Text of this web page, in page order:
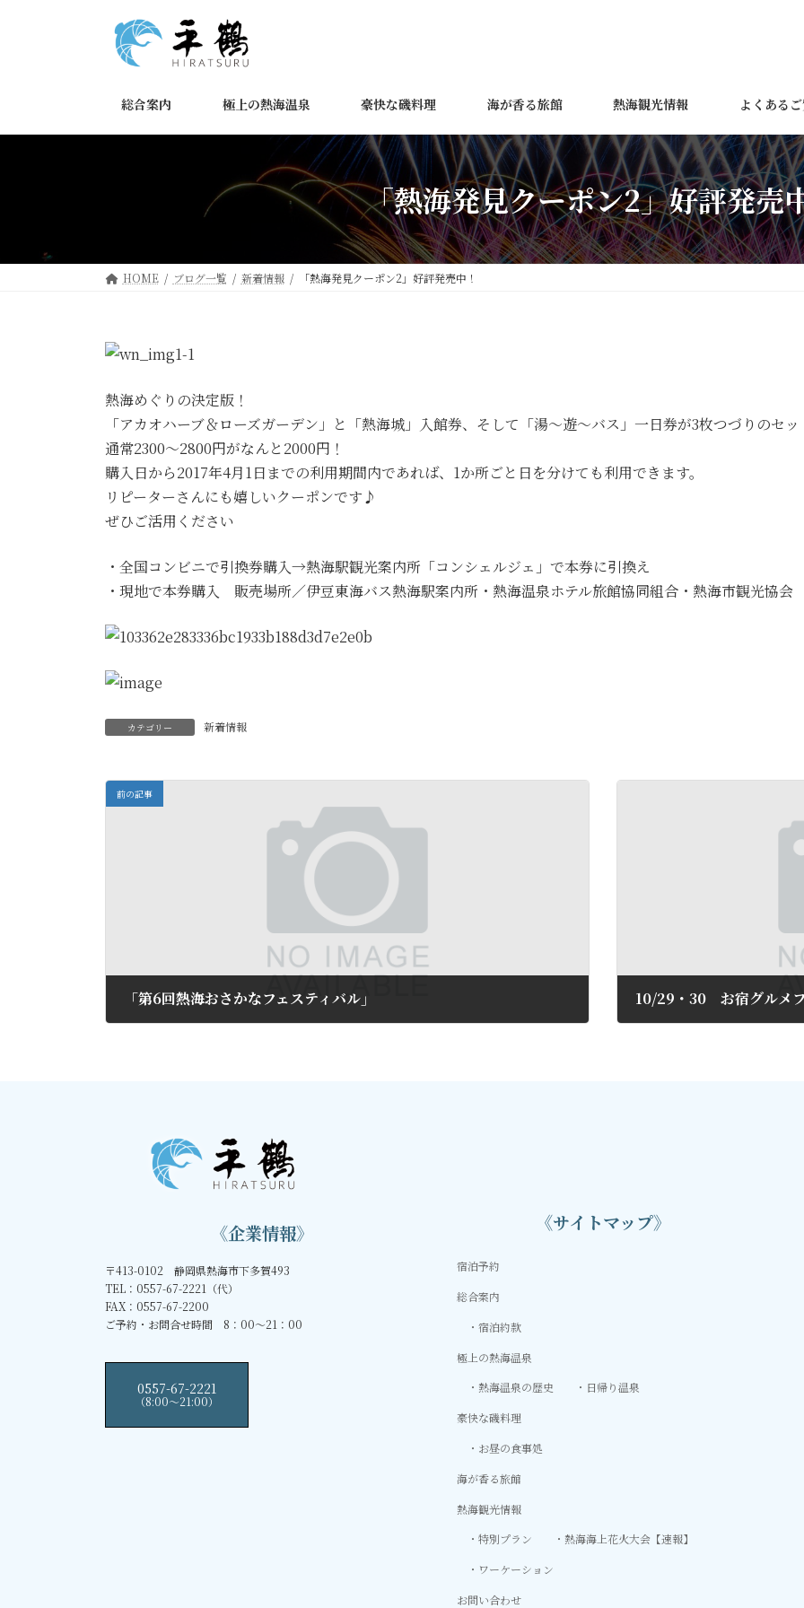
ス
ン
総合案内 極上の熱海温泉 豪快な磯料理 海が香る旅館 熱海観光情報 よくある
「熱海発見クーポン2」好評発売
HOME ブログ一覧 新着情報 「熱海発見クーポン2」好評発売中！
熱海めぐりの決定版！
「アカオハーブ＆ローズガーデン」と「熱海城」入館券、そして「湯～遊～バス」一日券が3枚つづりのセ
通常2300～2800円がなんと2000円！
購入日から2017年4月1日までの利用期間内であれば、1か所ごと日を分けても利用できます。
リピーターさんにも嬉しいクーポンです♪
ぜひご活用ください
・全国コンビニで引換券購入→熱海駅観光案内所「コンシェルジェ」で本券に引換え
・現地で本券購入 販売場所／伊豆東海バス熱海駅案内所・熱海温泉ホテル旅館協同組合・熱海市観光協会
カテゴリー 新着情報
前の記事
「第6回熱海おさかなフェスティバル」 10/29・30 お宿グルメ
《企業情報》
〒413-0102 静岡県熱海市下多賀493
TEL：0557-67-2221（代）
FAX：0557-67-2200
ご予約・お問合せ時間 8：00～21：00
0557-67-2221
（8:00〜21:00）
《サイトマップ》
宿泊予約
総合案内
宿泊約款
極上の熱海温泉
熱海温泉の歴史
日帰り温泉
豪快な磯料理
お昼の食事処
海が香る旅館
熱海観光情報
特別プラン
熱海海上花火大会【速報】
ワーケーション
お問い合わせ